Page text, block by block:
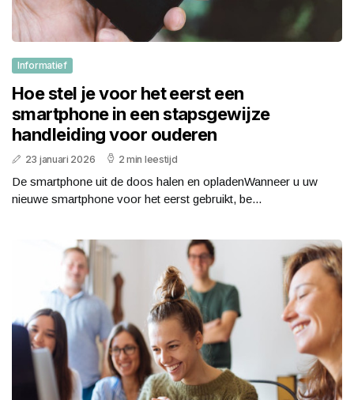
Informatief
Hoe stel je voor het eerst een
smartphone in een stapsgewijze
handleiding voor ouderen
23 januari 2026 2 min leestijd
De smartphone uit de doos halen en opladenWanneer u uw
nieuwe smartphone voor het eerst gebruikt, be...